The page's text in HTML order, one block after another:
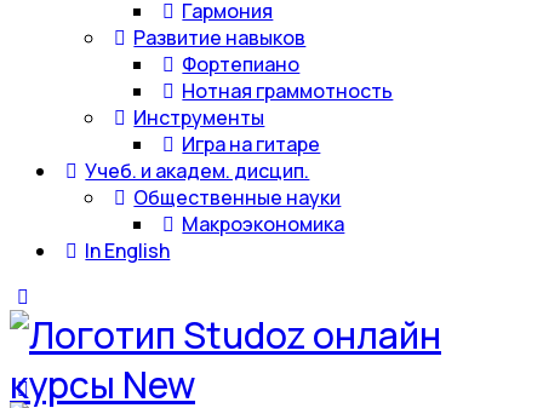
Гармония
Развитие навыков
Фортепиано
Нотная граммотность
Инструменты
Игра на гитаре
Учеб. и академ. дисцип.
Общественные науки
Макроэкономика
In English